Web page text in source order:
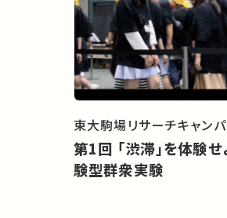
東大駒場リサーチキャン
第1回 「渋滞」を体験せよ！？：体
験型群衆実験